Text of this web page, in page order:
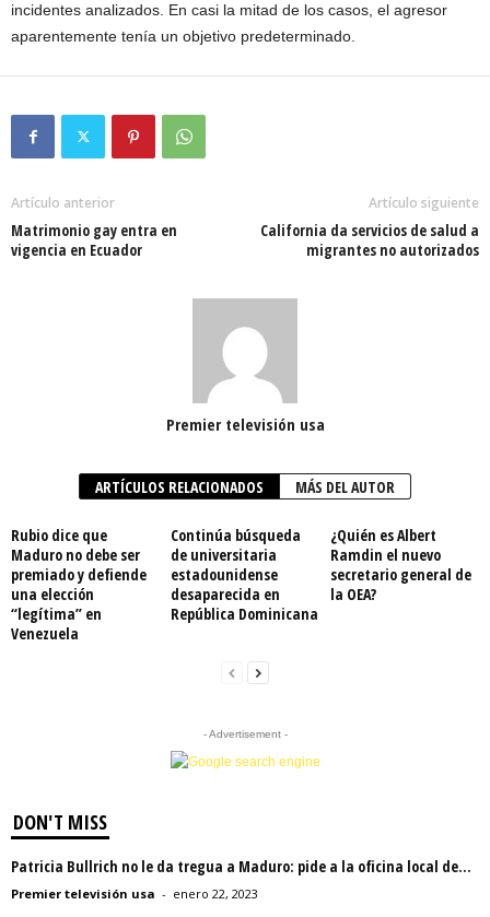
incidentes analizados. En casi la mitad de los casos, el agresor
aparentemente tenía un objetivo predeterminado.
Artículo anterior
Matrimonio gay entra en
vigencia en Ecuador
Artículo siguiente
California da servicios de salud a
migrantes no autorizados
Premier televisión usa
ARTÍCULOS RELACIONADOS MÁS DEL AUTOR
Rubio dice que
Maduro no debe ser
premiado y defiende
una elección
“legítima” en
Venezuela
Continúa búsqueda
de universitaria
estadounidense
desaparecida en
República Dominicana
¿Quién es Albert
Ramdin el nuevo
secretario general de
la OEA?
- Advertisement -
DON'T MISS
Patricia Bullrich no le da tregua a Maduro: pide a la oficina local de...
Premier televisión usa - enero 22, 2023